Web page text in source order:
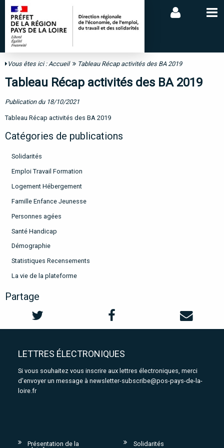
Vous êtes ici :Accueil Tableau Récap activités des BA 2019
Tableau Récap activités des BA 2019
Publication du 18/10/2021
Tableau Récap activités des BA 2019
Catégories de publications
Solidarités
Emploi Travail Formation
Logement Hébergement
Famille Enfance Jeunesse
Personnes agées
Santé Handicap
Démographie
Statistiques Recensements
La vie de la plateforme
Partage
LETTRES ÉLECTRONIQUES
Si vous souhaitez vous inscrire aux lettres électroniques, merci
d'envoyer un message à newsletter-subscribe@pos-pays-de-la-
loire.fr
Présentation de la
Solidarités